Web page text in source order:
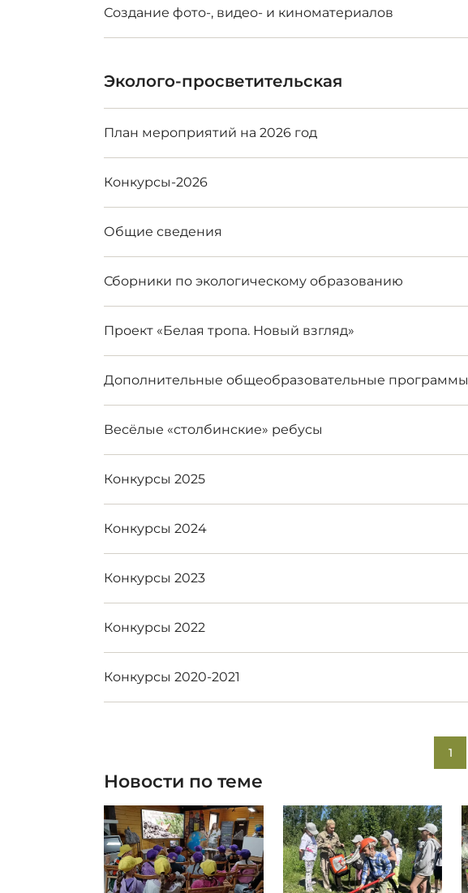
Создание фото-, видео- и киноматериалов
Эколого-просветительская
План мероприятий на 2026 год
Конкурсы-2026
Общие сведения
Сборники по экологическому образованию
Проект «Белая тропа. Новый взгляд»
Дополнительные общеобразовательные программы
Весёлые «столбинские» ребусы
Конкурсы 2025
Конкурсы 2024
Конкурсы 2023
Конкурсы 2022
Конкурсы 2020-2021
1
Новости по теме